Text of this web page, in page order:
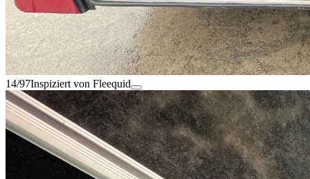
14/97Inspiziert von Fleequid